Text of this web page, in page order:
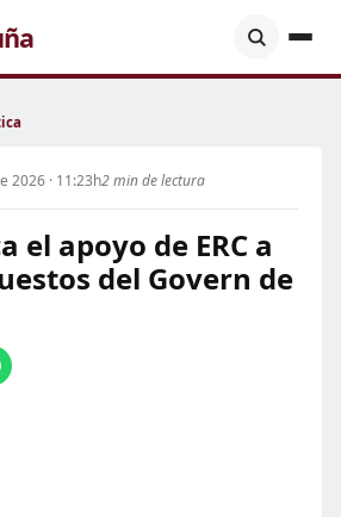
2026 · 11:23h2 min de lectura
el apoyo de ERC a
del Govern de